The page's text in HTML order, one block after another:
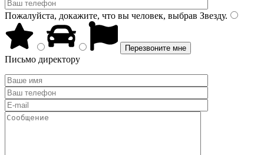
Пожалуйста, докажите, что вы человек, выбрав Звезду.
Письмо директору